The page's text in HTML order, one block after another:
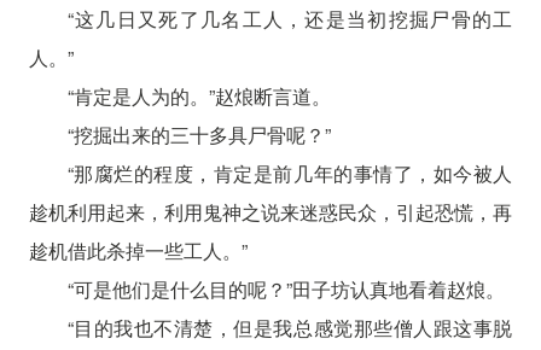
“这几日又死了几名工人，还是当初挖掘尸骨的工
人。”
“肯定是人为的。”赵烺断言道。
“挖掘出来的三十多具尸骨呢？”
“那腐烂的程度，肯定是前几年的事情了，如今被人
趁机利用起来，利用鬼神之说来迷惑民众，引起恐慌，再
趁机借此杀掉一些工人。”
“可是他们是什么目的呢？”田子坊认真地看着赵烺。
“目的我也不清楚，但是我总感觉那些僧人跟这事脱